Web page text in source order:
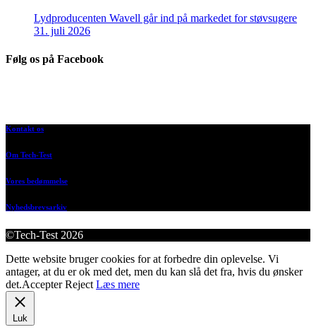
Lydproducenten Wavell går ind på markedet for støvsugere
31. juli 2026
Følg os på Facebook
Kontakt os
Om Tech-Test
Vores bedømmelse
Nyhedsbrevsarkiv
©Tech-Test 2026
Dette website bruger cookies for at forbedre din oplevelse. Vi
antager, at du er ok med det, men du kan slå det fra, hvis du ønsker
det.Accepter Reject Læs mere
Luk